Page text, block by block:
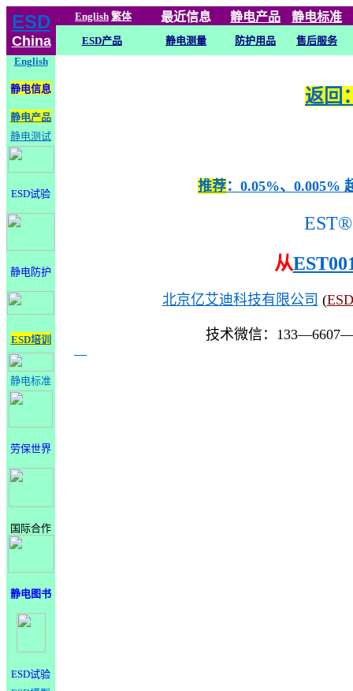
ESD
China
English 繁体 最近信息 静电产品 静电标准
ESD产品 静电测量 防护用品
售后服务
English
静电信息
静电产品
静电测试
ESD试验
静电防护
ESD培训
静电标准
劳保世界
国际合作
静电图书
ESD试验
返回
推荐：0.05%、0.005%
EST®
从
北京亿艾迪科技有限公司 (
技术微信：